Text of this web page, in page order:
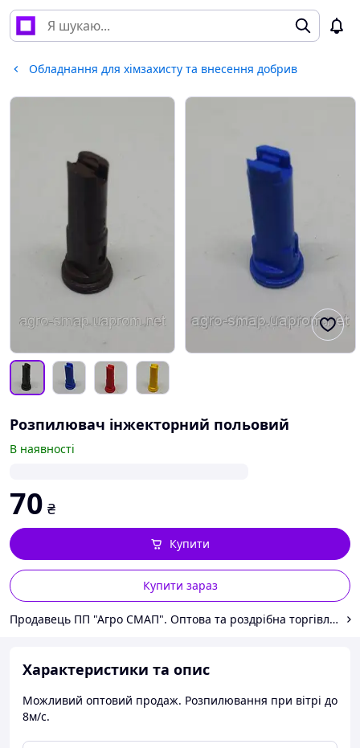
Обладнання для хімзахисту та внесення добрив
Розпилювач інжекторний польовий
В наявності
70 ₴
Купити зараз
Купити
Продавець ПП "Агро СМАП". Оптова та роздрібна торгівля сільськогосподарською технікою
Характеристики та опис
Можливий оптовий продаж. Розпилювання при вітрі до
8м/с.